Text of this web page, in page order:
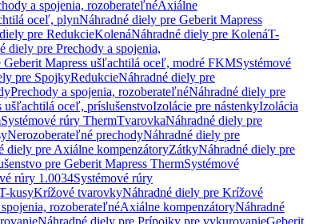
a spojenia, rozoberateľnéAxiálne
oceľ, plynNáhradné diely pre Geberit Mapress
pre RedukcieKolenáNáhradné diely pre KolenáT-
diely pre Prechody a spojenia,
Geberit Mapress ušľachtilá oceľ, modré FKMSystémové
pre SpojkyRedukcieNáhradné diely pre
Prechody a spojenia, rozoberateľnéNáhradné diely pre
ušľachtilá oceľ, príslušenstvoIzolácie pre nástenkyIzolácia
Systémové rúry ThermTvarovkaNáhradné diely pre
Nerozoberateľné prechodyNáhradné diely pre
diely pre Axiálne kompenzátoryZátkyNáhradné diely pre
pre Geberit Mapress ThermSystémové
rúry 1.0034Systémové rúry
kusyKrížové tvarovkyNáhradné diely pre Krížové
rozoberateľnéAxiálne kompenzátoryNáhradné
Náhradné diely pre Prípojky pre vykurovanieGeberit